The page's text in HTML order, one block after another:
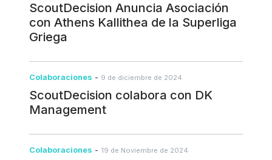
ScoutDecision Anuncia Asociación
con Athens Kallithea de la Superliga
Griega
Colaboraciones - 9 de diciembre de 2024
ScoutDecision colabora con DK
Management
Colaboraciones - 19 de Noviembre de 2024